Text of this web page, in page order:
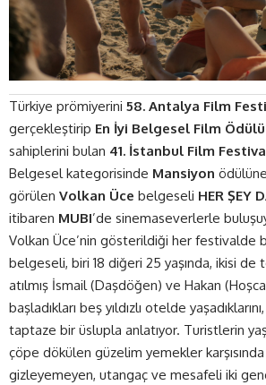
Türkiye prömiyerini 58. Antalya Film
gerçekleştirip En İyi Belgesel Film Ödülü
sahiplerini bulan 41. İstanbul Film
Belgesel kategorisinde Mansiyon
görülen Volkan Üce belgeseli HER ŞEY
itibaren MUBI’de sinemaseverlerle
Volkan Üce’nin gösterildiği her festivalde
belgeseli, biri 18 diğeri 25 yaşında, ikisi de
atılmış İsmail (Daşdöğen) ve Hakan
başladıkları beş yıldızlı otelde
taptaze bir üslupla anlatıyor. Turistlerin
çöpe dökülen güzelim yemekler karşısında
gizleyemeyen, utangaç ve mesafeli iki